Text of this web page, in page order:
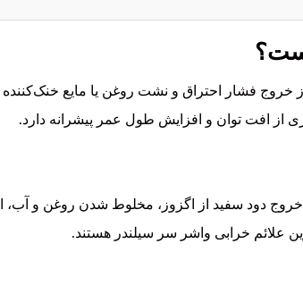
خروج فشار احتراق و نشت روغن یا مایع
افت توان و افزایش طول عمر پیشرانه دارد.
دود سفید از اگزوز، مخلوط شدن روغن و آب،
علائم خرابی واشر سر سیلندر هستند.